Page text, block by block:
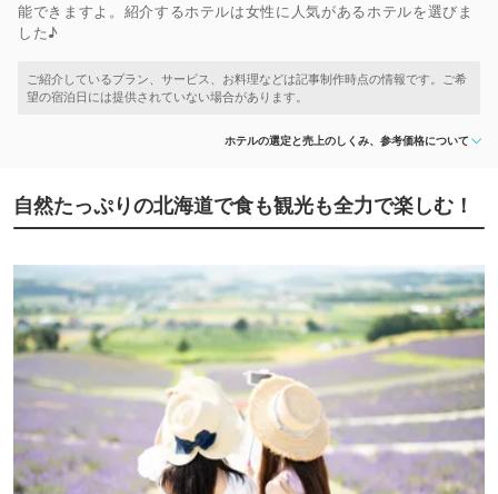
能できますよ。紹介するホテルは女性に人気があるホテルを選びま
した♪
ホテルの選定と売上のしくみ、参考価格について
自然たっぷりの北海道で食も観光も全力で楽しむ！